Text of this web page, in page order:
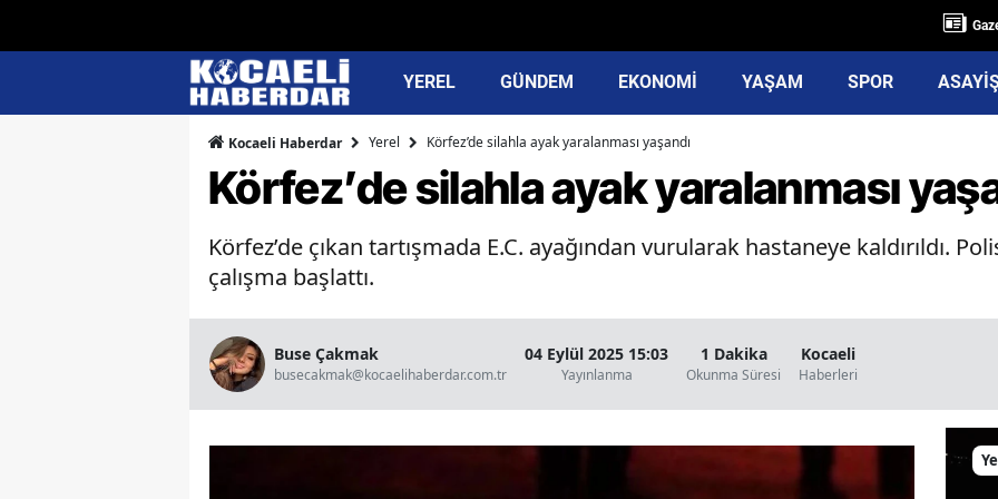
YEREL GÜNDEM EKONOMİ YAŞAM SPOR
Kocaeli Haberdar Yerel Körfez’de silahla ayak yaralanması yaşandı
Körfez’de silahla ayak yaralanması
Körfez’de çıkan tartışmada E.C. ayağından vurularak hastaneye kaldırıldı.
çalışma başlattı.
Buse Çakmak
busecakmak@kocaelihaberdar.com.tr
04 Eylül 2025 15:03
Yayınlanma
1 Dakika
Okunma Süresi
Kocaeli
Haberleri